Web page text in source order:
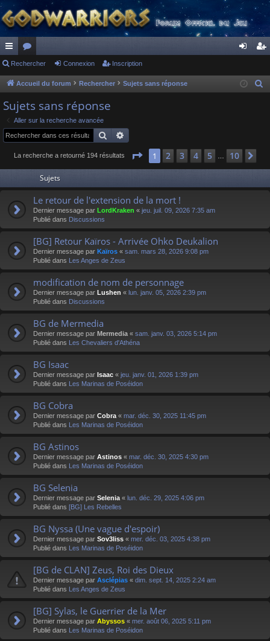
ac
co
ur
ci
s
or
u
s
ne cri
Rechercher Connexion Inscription
Accueil du forum Rechercher Sujets sans réponse
e
Sujets sans réponse
Aller sur la recherche avancée
Rechercher
La recherche a retourné 194 résultats Page 1sur 10
1 2 3 4 5 10
Sujets
Le retour de l'extension de la mort !
Dernier message par LordKraken « jeu. juil. 09, 2026 7:35 am
Publié dans Discussions
[BG] Retour Kaïros - Arrivée Ohko Deukalion
Dernier message par Kaïros « sam. mars 28, 2026 9:08 pm
Publié dans Les Anges de Zeus
modification de nom de personnage
Dernier message par Lushen « lun. janv. 05, 2026 2:39 pm
Publié dans Discussions
BG de Mermedia
Dernier message par Mermedia « sam. janv. 03, 2026 5:14 pm
Publié dans Les Chevaliers d'Athéna
BG Isaac
Dernier message par Isaac « jeu. janv. 01, 2026 1:39 pm
Publié dans Les Marinas de Poséidon
BG Cobra
Dernier message par Cobra « mar. déc. 30, 2025 11:45 pm
Publié dans Les Marinas de Poséidon
BG Astinos
Dernier message par Astinos « mar. déc. 30, 2025 4:30 pm
Publié dans Les Marinas de Poséidon
BG Selenia
Dernier message par Selenia « lun. déc. 29, 2025 4:06 pm
Publié dans [BG] Les Rebelles
BG Nyssa (Une vague d'espoir)
Dernier message par Sov3liss « mer. déc. 03, 2025 4:38 pm
Publié dans Les Marinas de Poséidon
[BG de CLAN] Zeus, Roi des Dieux
Dernier message par Asclépias « dim. sept. 14, 2025 2:24 am
Publié dans Les Anges de Zeus
[BG] Sylas, le Guerrier de la Mer
Dernier message par Abyssos « mer. août 06, 2025 5:11 pm
Publié dans Les Marinas de Poséidon